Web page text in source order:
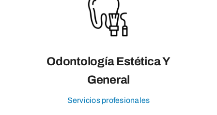
Odontología Estética Y
General
Servicios profesionales